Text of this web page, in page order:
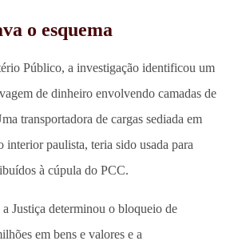
o esquema
Público, a investigação identificou um
de dinheiro envolvendo camadas de
transportadora de cargas sediada em
interior paulista, teria sido usada para
à cúpula do PCC.
Justiça determinou o bloqueio de
em bens e valores e a